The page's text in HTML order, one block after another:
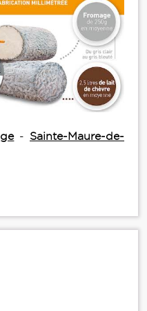
- Sainte-Maure-de-